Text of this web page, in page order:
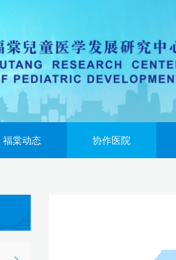
福棠动态 协作医院